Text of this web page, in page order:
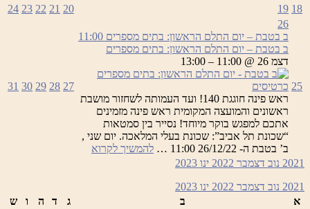
18
19
20
21
22
23
24
25
26
ב בטבת – יום התלם הראשון: בתים מספרים 11:00
ב בטבת – יום התלם הראשון: בתים מספרים
דצמ 26 @ 11:00 – 13:00
כרטיסים
ראש פינה חוגגת 140! ועד העמותה לשחזור מושבת
ראשונים והמועצה המקומית ראש פינה מזמינים
אתכם למפגש בוקר מיוחד! נסייר בין סמטאות
“שכונת תל אביב”: שכונת בעלי המלאכה. יום שני ,
ב’ בטבת ה- 26/12/22 11:00 …
להמשיך לקרוא
התלם
27
28
29
30
31
2021 נוב דצמבר 2022 ינו 2023
2021 נוב דצמבר 2022 ינו 2023
א
ב ג ד ה ו
ש